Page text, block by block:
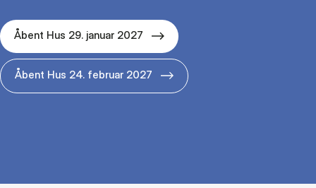
Åbent Hus 29. januar 2027
Åbent Hus 24. februar 2027